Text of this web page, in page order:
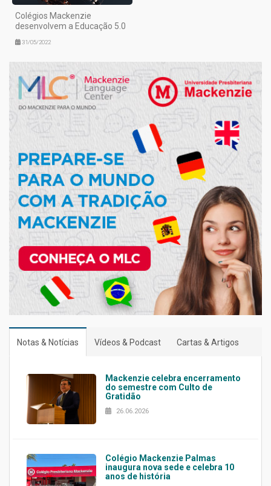
Colégios Mackenzie
desenvolvem a Educação 5.0
31/05/2022
Notas & Notícias Vídeos & Podcast Cartas & Artigos
Mackenzie celebra encerramento
do semestre com Culto de
Gratidão
26.06.2026
Colégio Mackenzie Palmas
inaugura nova sede e celebra 10
anos de história